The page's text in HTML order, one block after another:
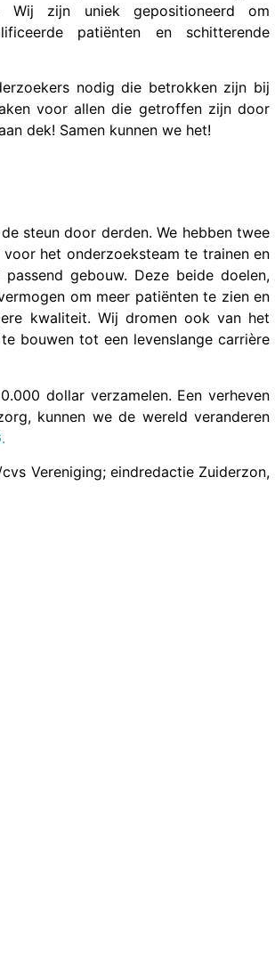
Wij zijn uniek gepositioneerd om
patiënten en schitterende
nodig die betrokken zijn bij
voor allen die getroffen zijn door
dek! Samen kunnen we het!
steun door derden. We hebben twee
het onderzoeksteam te trainen en
gebouw. Deze beide doelen,
om meer patiënten te zien en
kwaliteit. Wij dromen ook van het
bouwen tot een levenslange carrière
dollar verzamelen. Een verheven
kunnen we de wereld veranderen
Vereniging; eindredactie Zuiderzon,